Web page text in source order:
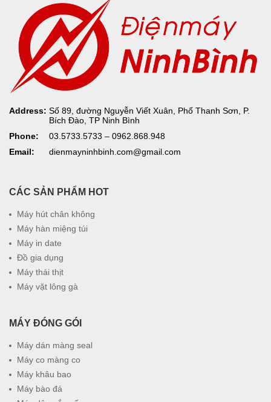
Address: Số 89, đường Nguyễn Viết Xuân, Phố Thanh Sơn, P.
Bích Đào, TP Ninh Bình
Phone:
03.5733.5733 – 0962.868.948
Email:
dienmayninhbinh.com@gmail.com
CÁC SẢN PHẨM HOT
Máy hút chân không
Máy hàn miệng túi
Máy in date
Đồ gia dụng
Máy thái thịt
Máy vặt lông gà
MÁY ĐÓNG GÓI
Máy dán màng seal
Máy co màng co
Máy khâu bao
Máy bào đá